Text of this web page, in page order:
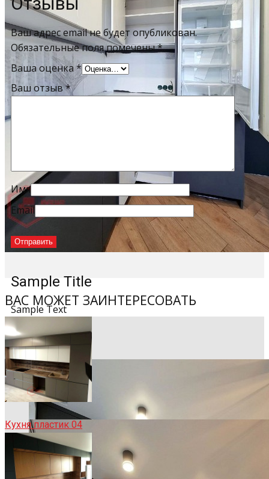
Sample Title
Sample Text
Ваш адрес email не будет опубликован.
Обязательные поля помечены*
Ваша оценка*
Ваш отзыв*
Имя
Email
ВАС МОЖЕТ ЗАИНТЕРЕСОВАТЬ
Кухня пластик 04